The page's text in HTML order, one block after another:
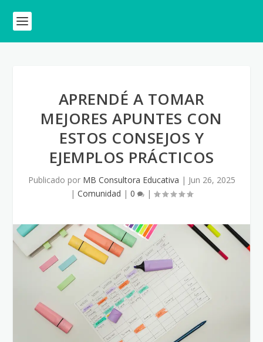
APRENDÉ A TOMAR
MEJORES APUNTES CON
ESTOS CONSEJOS Y
EJEMPLOS PRÁCTICOS
Publicado por MB Consultora Educativa | Jun 26, 2025
| Comunidad | 0 |